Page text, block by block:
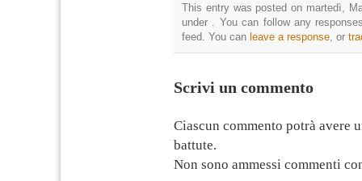
This entry was posted on martedì,
under . You can follow any
feed. You can leave a response, or
Scrivi un commento
Ciascun commento potrà avere
battute.
Non sono ammessi commenti